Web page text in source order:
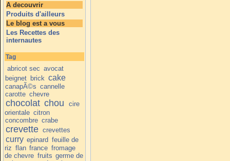
A decouvrir
Produits d'ailleurs
Le blog est a vous
Les Recettes des
internautes
Tag
abricot sec avocat
beignet brick cake
canapÃ©s cannelle
carotte chevre
chocolat chou
cire
orientale citron
concombre crabe
crevette crevettes
curry epinard feuille de
riz flan france fromage
de chevre fruits germe de